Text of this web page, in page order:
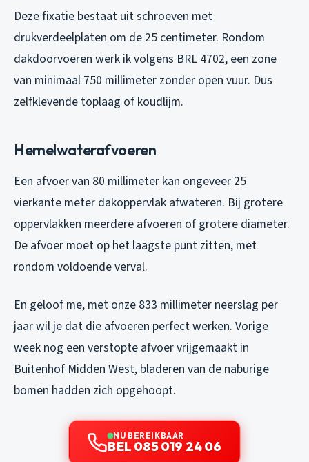
Deze fixatie bestaat uit schroeven met
drukverdeelplaten om de 25 centimeter. Rondom
dakdoorvoeren werk ik volgens BRL 4702, een zone
van minimaal 750 millimeter zonder open vuur. Dus
zelfklevende toplaag of koudlijm.
Hemelwaterafvoeren
Een afvoer van 80 millimeter kan ongeveer 25
vierkante meter dakoppervlak afwateren. Bij grotere
oppervlakken meerdere afvoeren of grotere diameter.
De afvoer moet op het laagste punt zitten, met
rondom voldoende verval.
En geloof me, met onze 833 millimeter neerslag per
jaar wil je dat die afvoeren perfect werken. Vorige
week nog een verstopte afvoer vrijgemaakt in
Buitenhof Midden West, bladeren van de naburige
bomen hadden zich opgehoopt.
NU BEREIKBAAR
BEL 085 019 24 06